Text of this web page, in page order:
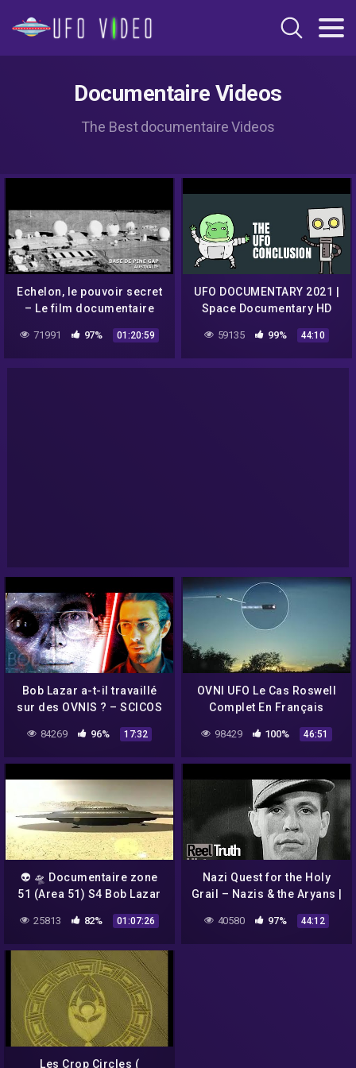
Documentaire Videos
The Best documentaire Videos
Echelon, le pouvoir secret
– Le film documentaire
71991 97% 01:20:59
UFO DOCUMENTARY 2021 |
Space Documentary HD
#firstcontact
59135 99% 44:10
Bob Lazar a-t-il travaillé
sur des OVNIS ? – SCICOS
84269 96% 17:32
OVNI UFO Le Cas Roswell
Complet En Français
98429 100% 46:51
👽 🛸 Documentaire zone
51 (Area 51) S4 Bob Lazar
25813 82% 01:07:26
Nazi Quest for the Holy
Grail – Nazis & the Aryans |
Reel Truth History
40580 97% 44:12
Les Crop Circles (